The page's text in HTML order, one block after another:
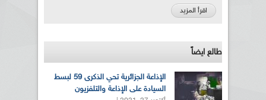
اقرأ المزيد
طالع ايضاً
الإذاعة الجزائرية تحي الذكرى 59 لبسط
السيادة على الإذاعة والتلفزيون